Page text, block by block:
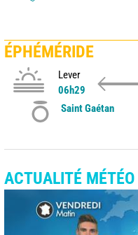
ÉPHÉMÉRIDE
Lever
06h29
Saint Gaétan
ACTUALITÉ MÉTÉO